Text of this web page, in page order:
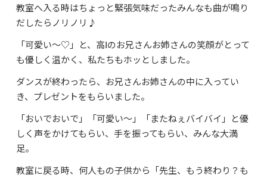
資料請求・お問合せ
教室へ入る時はちょっと緊張気味だったみんなも曲が鳴り
だしたらノリノリ♪
「可愛い～♡」と、高Ⅰのお兄さんお姉さんの笑顔がとって
も優しく温かく、私たちもホッとしました。
ダンスが終わったら、お兄さんお姉さんの中に入ってい
き、プレゼントをもらいました。
「おいでおいで」「可愛い～」「またねぇバイバイ」と優
しく声をかけてもらい、手を振ってもらい、みんな大満
足。
教室に戻る時、何人もの子供から「先生、もう終わり？も